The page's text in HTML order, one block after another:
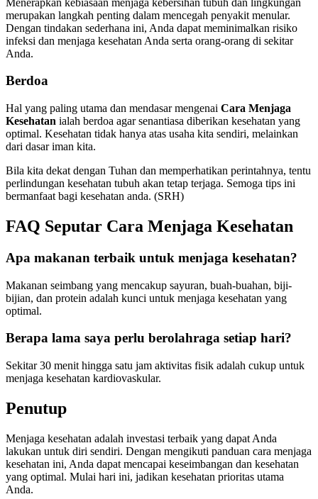
merupakan langkah penting dalam mencegah penyakit menular.
Dengan tindakan sederhana ini, Anda dapat meminimalkan risiko
infeksi dan menjaga kesehatan Anda serta orang-orang di sekitar
Anda.
Berdoa
Hal yang paling utama dan mendasar mengenai Cara Menjaga
Kesehatan ialah berdoa agar senantiasa diberikan kesehatan yang
optimal. Kesehatan tidak hanya atas usaha kita sendiri, melainkan
dari dasar iman kita.
Bila kita dekat dengan Tuhan dan memperhatikan perintahnya, tentu
perlindungan kesehatan tubuh akan tetap terjaga. Semoga tips ini
bermanfaat bagi kesehatan anda. (SRH)
FAQ Seputar Cara Menjaga Kesehatan
Apa makanan terbaik untuk menjaga kesehatan?
Makanan seimbang yang mencakup sayuran, buah-buahan, biji-
bijian, dan protein adalah kunci untuk menjaga kesehatan yang
optimal.
Berapa lama saya perlu berolahraga setiap hari?
Sekitar 30 menit hingga satu jam aktivitas fisik adalah cukup untuk
menjaga kesehatan kardiovaskular.
Penutup
Menjaga kesehatan adalah investasi terbaik yang dapat Anda
lakukan untuk diri sendiri. Dengan mengikuti panduan cara menjaga
kesehatan ini, Anda dapat mencapai keseimbangan dan kesehatan
yang optimal. Mulai hari ini, jadikan kesehatan prioritas utama
Anda.